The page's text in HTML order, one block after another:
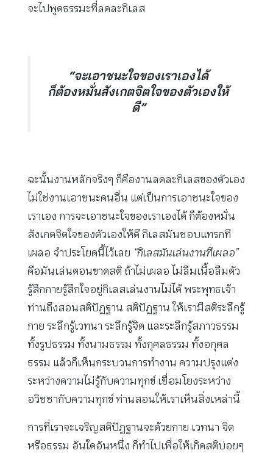
จะไปพูดธรรมะที่ลดละกิเลส
“จะเอาชนะใจของเราเองได้
ก็ต้องหมั่นสังเกตจิตใจของตัวเองให้
ดี”
ฉะนั้นงานหลักจริงๆ ก็คืองานลดละกิเลสของตัวเอง
ไม่ใช่งานเอาชนะคนอื่น แต่เป็นการเอาชนะใจของ
เราเอง การจะเอาชนะใจของเราเองได้ ก็ต้องหมั่น
สังเกตจิตใจของตัวเองให้ดี กิเลสมันชอบแทรกที
เผลอ จำประโยคนี้ไว้เลย “กิเลสมันเล่นงานทีเผลอ”
คือมันเล่นตอนขาดสติ ถ้าไม่เผลอ ไม่ลืมเนื้อลืมตัว
รู้สึกกายรู้สึกใจอยู่กิเลสเล่นงานไม่ได้ พระพุทธเจ้า
ท่านถึงสอนสติปัฏฐาน สติปัฏฐาน ให้เรามีสติระลึกรู้
กาย ระลึกรู้เวทนา ระลึกรู้จิต และระลึกรู้สภาวธรรม
ทั้งรูปธรรม ทั้งนามธรรม ทั้งกุศลธรรม ทั้งอกุศล
ธรรม แล้วก็เห็นกระบวนการทำงาน ความปรุงแต่ง
ระหว่างความไม่รู้กับความทุกข์ เชื่อมโยงระหว่าง
อวิชชากับความทุกข์ ท่านสอนให้เราเห็นสิ่งเหล่านี้
การที่เราจะเจริญสติปัฏฐานจะด้วยกาย เวทนา จิต
หรือธรรม อันใดอันหนึ่ง ก็ทำไปเพื่อให้เกิดสติบ่อยๆ